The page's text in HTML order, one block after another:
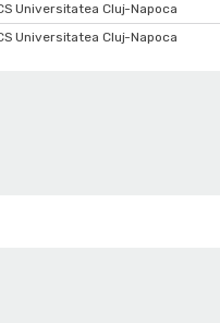
Universitatea Cluj-Napoca
Universitatea Cluj-Napoca